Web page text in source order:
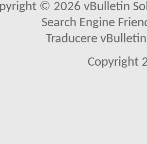
© 2026 vBulletin
Search Engine
Traducere
Copyright